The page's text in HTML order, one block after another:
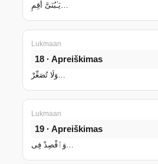
يَـٰبُنَىَّ أَقِمِ…
Lukmaan
18 · Apreiškimas
وَلَا تُصَعِّرْ…
Lukmaan
19 · Apreiškimas